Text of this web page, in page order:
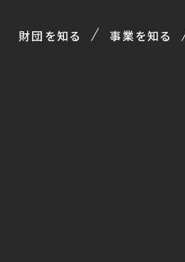
財団を知る 事業を知る